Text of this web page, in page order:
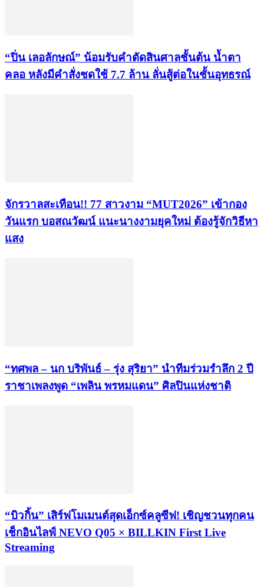
“ปิ่น เลอลักษณ์” น้อมรับคำตัดสินศาลชั้นต้น น้ำตา
คลอ หลังมีคำสั่งชดใช้ 7.7 ล้าน ลั่นสู้ต่อในชั้นอุทธรณ์
จักรวาลสะเทือน!! 77 สาวงาม “MUT2026” เข้ากอง
วันแรก บอสณวัฒน์ แนะนางงามยุคใหม่ ต้องรู้จักวิธีหา
แสง
“ทศพล – นก บริพันธ์ – รุ่ง สุริยา” นำทีมร่วมรำลึก 2 ปี
ราชาเพลงพูด “เพลิน พรหมแดน” ศิลปินแห่งชาติ
“บิวกิ้น” เสิร์ฟโมเมนต์สุดเอ็กซ์คลูซีฟ! เชิญชวนทุกคน
เช็กอินไลฟ์ NEVO Q05 × BILLKIN First Live
Streaming